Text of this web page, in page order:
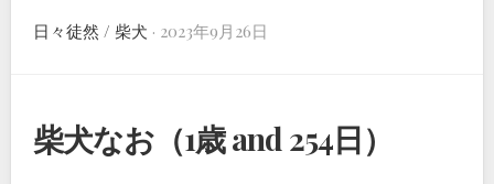
日々徒然 / 柴犬 · 2023年9月26日
柴犬なお（1歳 and 254日）